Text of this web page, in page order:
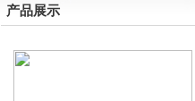
产品展示